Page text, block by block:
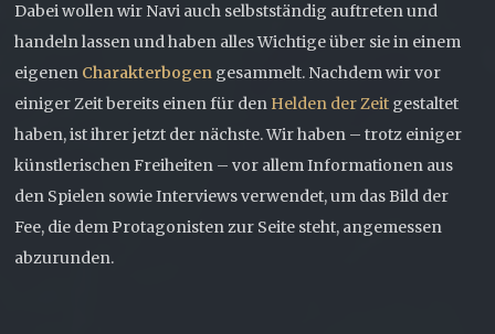
Dabei wollen wir Navi auch selbstständig auftreten und
handeln lassen und haben alles Wichtige über sie in einem
eigenen Charakterbogen gesammelt. Nachdem wir vor
einiger Zeit bereits einen für den Helden der Zeit gestaltet
haben, ist ihrer jetzt der nächste. Wir haben – trotz einiger
künstlerischen Freiheiten – vor allem Informationen aus
den Spielen sowie Interviews verwendet, um das Bild der
Fee, die dem Protagonisten zur Seite steht, angemessen
abzurunden.